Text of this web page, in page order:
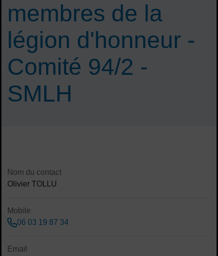
membres de la
légion d'honneur -
Comité 94/2 -
SMLH
Contenu de la fiche d'annuaire
Nom du contact
Olivier TOLLU
Mobile
06 03 19 87 34
Email